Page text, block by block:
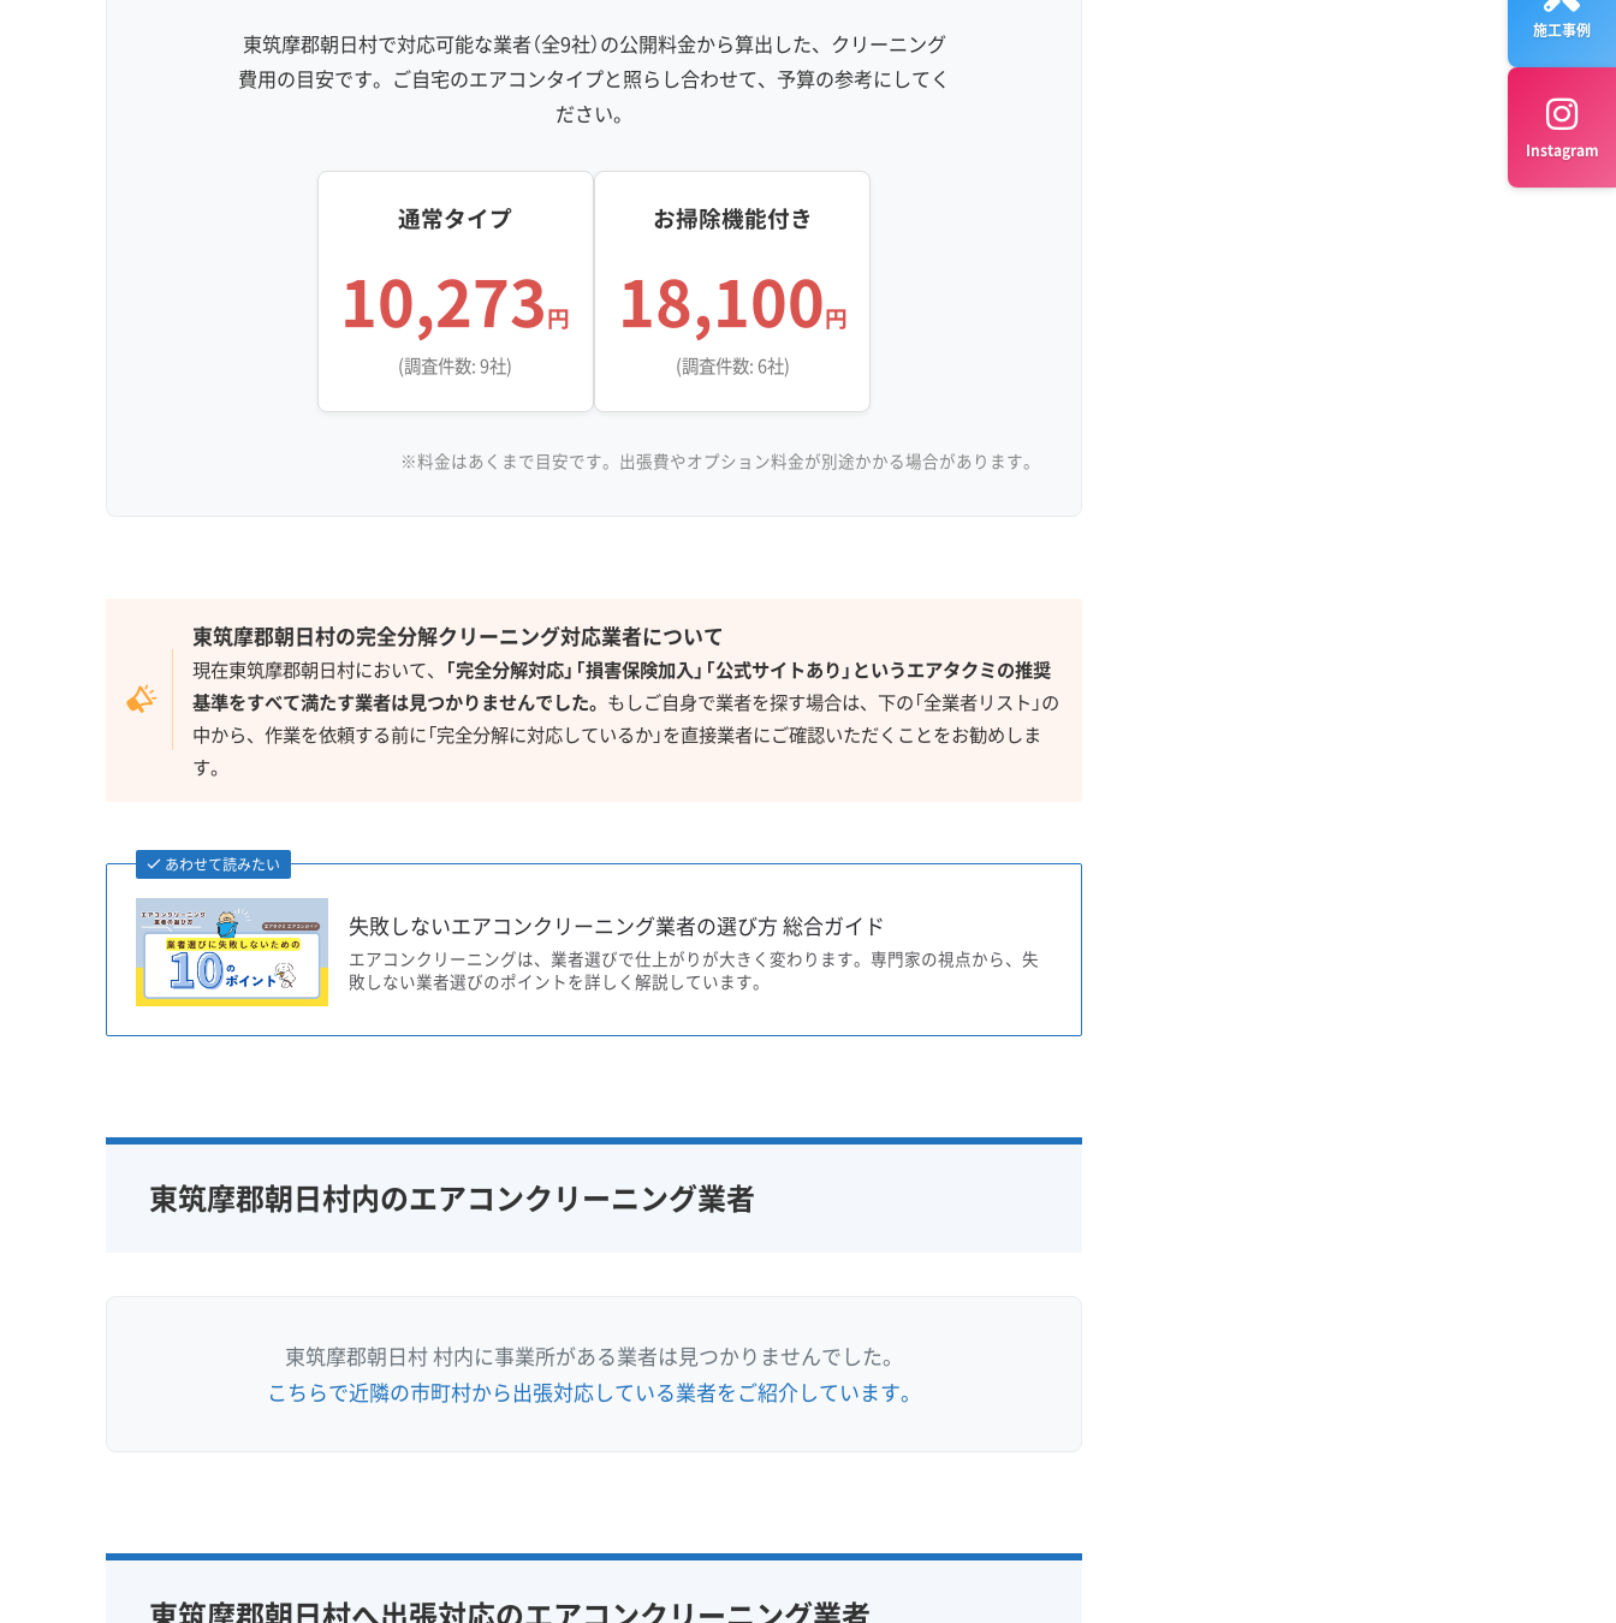
※項目にカーソルを合わせると詳細な説明が表示されます。
東筑摩郡朝日村で対応可能な業者（全9社）の公開料金から算出した、クリーニング
費用の目安です。ご自宅のエアコンタイプと照らし合わせて、予算の参考にしてく
ださい。
通常タイプ
10,273円
(調査件数: 9社)
お掃除機能付き
18,100円
(調査件数: 6社)
※料金はあくまで目安です。出張費やオプション料金が別途かかる場合があります。
東筑摩郡朝日村の完全分解クリーニング対応業者について
現在東筑摩郡朝日村において、 「完全分解対応」「損害保険加入」「公式サイトあり」というエアタクミの推奨
基準をすべて満たす業者は見つかりませんでした。 もしご自身で業者を探す場合は、下の「全業者リスト」の
中から、作業を依頼する前に「完全分解に対応しているか」を直接業者にご確認いただくことをお勧めしま
す。
あわせて読みたい
失敗しないエアコンクリーニング業者の選び方 総合ガイド
エアコンクリーニングは、業者選びで仕上がりが大きく変わります。専門家の視点から、失
敗しない業者選びのポイントを詳しく解説しています。
東筑摩郡朝日村内のエアコンクリーニング業者
東筑摩郡朝日村 村内に事業所がある業者は見つかりませんでした。
こちらで近隣の市町村から出張対応している業者をご紹介しています。
施工事例
Instagram